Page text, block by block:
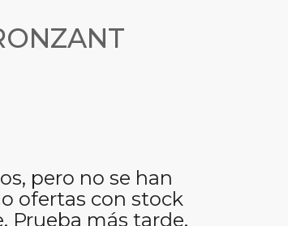
pero no se han
ofertas con stock
Prueba más tarde.